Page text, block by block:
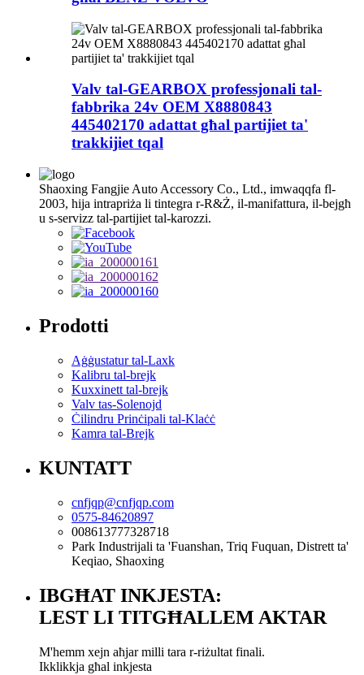
Valv tal-GEARBOX professjonali tal-
fabbrika 24v OEM X8880843
445402170 adattat għal partijiet ta'
trakkijiet tqal
Shaoxing Fangjie Auto Accessory Co., Ltd., imwaqqfa fl-
2003, hija intrapriża li tintegra r-R&Ż, il-manifattura, il-bejgħ
u s-servizz tal-partijiet tal-karozzi.
Prodotti
Aġġustatur tal-Laxk
Kalibru tal-brejk
Kuxxinett tal-brejk
Valv tas-Solenojd
Ċilindru Prinċipali tal-Klaċċ
Kamra tal-Brejk
KUNTATT
cnfjqp@cnfjqp.com
0575-84620897
008613777328718
Park Industrijali ta 'Fuanshan, Triq Fuquan, Distrett ta'
Keqiao, Shaoxing
IBGĦAT INKJESTA:
LEST LI TITGĦALLEM AKTAR
M'hemm xejn aħjar milli tara r-riżultat finali.
Ikklikkja għal inkjesta